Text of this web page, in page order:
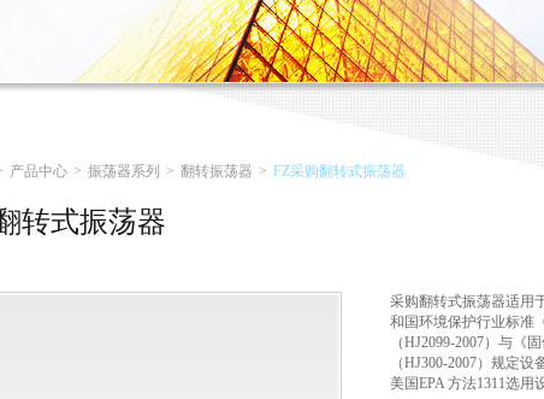
产品中心 > 振荡器系列 > 翻转振荡器 > FZ采购翻转式振荡器
转式振荡器
采购翻转式振荡器适用
和国环境保护行业标准
（HJ2099-2007）与《
（HJ300-2007）规定
美国EPA 方法1311选用